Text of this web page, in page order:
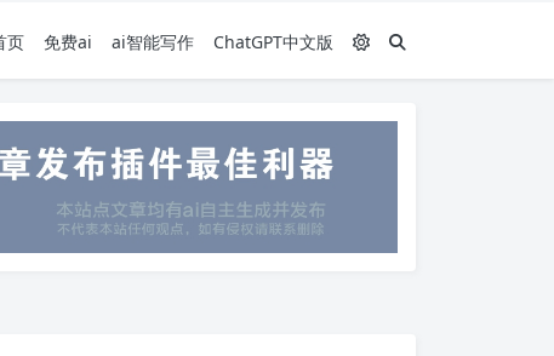
页 免费ai ai智能写作 ChatGPT中文版